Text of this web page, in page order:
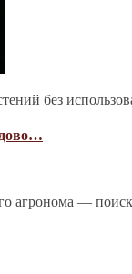
без
агронома —